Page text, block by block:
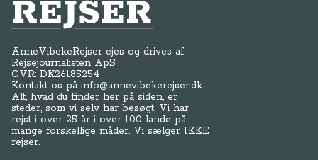
Anne-Vibeke Rejser
AnneVibekeRejser ejes og drives af
Rejsejournalisten ApS
CVR: DK26185254
Kontakt os påinfo@annevibekerejser.dk
Alt, hvad du finder her på siden, er
steder, som vi selv har besøgt. Vi har
rejst i over 25 år i over 100 lande på
mange forskellige måder. Vi sælger IKKE
rejser.